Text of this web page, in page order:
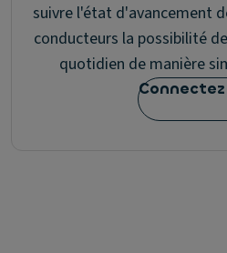
suivre l'état d'avancement
conducteurs la possibilité
quotidien de manière